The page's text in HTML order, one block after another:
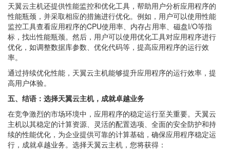
天翼云主机还提供性能监控和优化工具，帮助用户分析应用程序的
性能瓶颈，并采取相应的措施进行优化。例如，用户可以使用性能
监控工具查看应用程序的CPU使用率、内存占用率、磁盘I/O等指
标，找出性能瓶颈。然后，用户可以使用优化工具对应用程序进行
优化，如调整数据库参数、优化代码等，提高应用程序的运行效
率。
通过持续优化性能，天翼云主机能够提升应用程序的运行效率，提
高用户体验。
五、结语：选择天翼云主机，成就卓越业务
在竞争激烈的市场环境中，应用程序的稳定运行至关重要。天翼云
主机以其稳定的计算资源、灵活的配置选项、全面的安全防护和持
续的性能优化，为企业提供可靠的计算基础，确保应用程序稳定运
行，成就卓越业务。选择天翼云主机，您将获得：